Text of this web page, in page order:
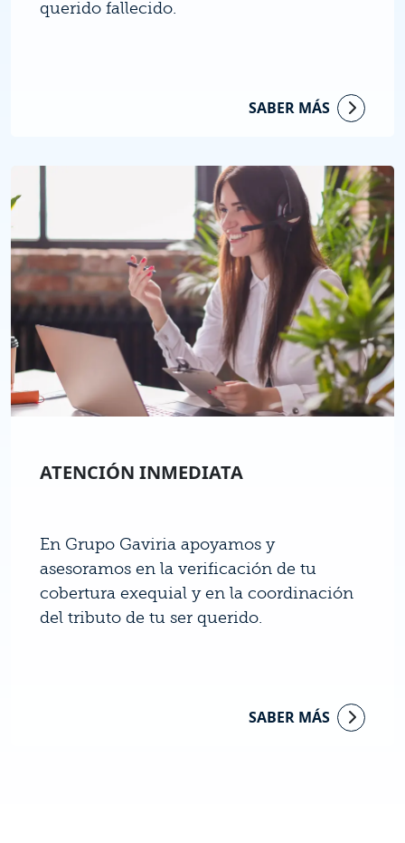
querido fallecido.
SABER MÁS
ATENCIÓN INMEDIATA
En Grupo Gaviria apoyamos y
asesoramos en la verificación de tu
cobertura exequial y en la coordinación
del tributo de tu ser querido.
SABER MÁS